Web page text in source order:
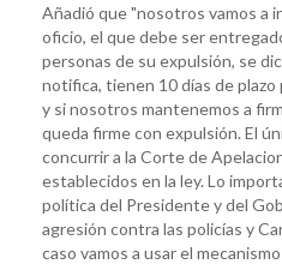
Añadió que "nosotros vamos a
oficio, el que debe ser
personas de su expulsión, se
notifica, tienen 10 días de plazo
y si nosotros mantenemos a
queda firme con expulsión. El
concurrir a la Corte de
establecidos en la ley. Lo
política del Presidente y del
agresión contra las policías y
caso vamos a usar el